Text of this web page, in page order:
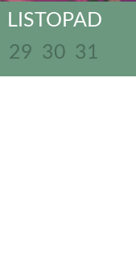
LISTOPAD
29 30 31